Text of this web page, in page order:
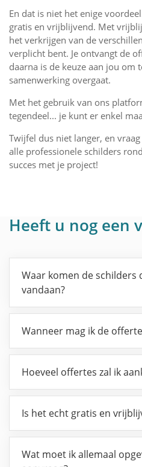
En dat is niet het enige
gratis en vrijblijvend. Met
het verkrijgen van de
verplicht bent. Je ontvangt de
daarna is de keuze aan jou om
samenwerking overgaat.
Met het gebruik van ons
tegendeel... je kunt er enkel
Twijfel dus niet langer, en
alle professionele schilders
succes met je project!
Heeft u nog een
Waar komen de schilders
vandaan?
Wanneer mag ik de
Hoeveel offertes zal ik
Is het echt gratis en
Wat moet ik allemaal